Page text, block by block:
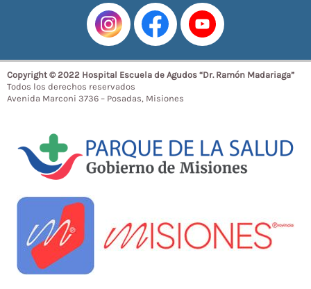
Copyright © 2022 Hospital Escuela de Agudos “Dr. Ramón Madariaga”
Todos los derechos reservados
Avenida Marconi 3736 – Posadas, Misiones